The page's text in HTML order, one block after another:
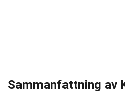
Sammanfattning av